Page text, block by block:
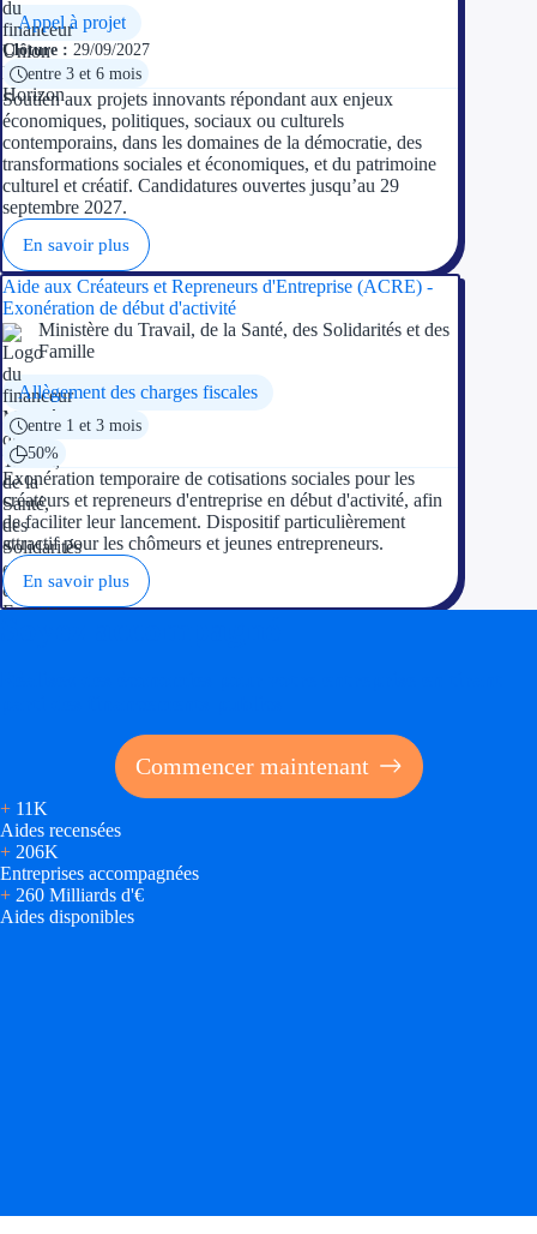
Appel à projet
Clôture : 29/09/2027
entre 3 et 6 mois
Soutien aux projets innovants répondant aux enjeux
économiques, politiques, sociaux ou culturels
contemporains, dans les domaines de la démocratie, des
transformations sociales et économiques, et du patrimoine
culturel et créatif. Candidatures ouvertes jusqu’au 29
septembre 2027.
En savoir plus
Aide aux Créateurs et Repreneurs d'Entreprise (ACRE) -
Exonération de début d'activité
Ministère du Travail, de la Santé, des Solidarités et des
Famille
Allègement des charges fiscales
entre 1 et 3 mois
50%
Exonération temporaire de cotisations sociales pour les
créateurs et repreneurs d'entreprise en début d'activité, afin
de faciliter leur lancement. Dispositif particulièrement
attractif pour les chômeurs et jeunes entrepreneurs.
En savoir plus
Commencer maintenant
+ 11K
Aides recensées
+ 206K
Entreprises accompagnées
+ 260 Milliards d'€
Aides disponibles